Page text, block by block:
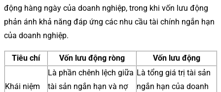
động hàng ngày của doanh nghiệp, trong khi vốn lưu động
phản ánh khả năng đáp ứng các nhu cầu tài chính ngắn hạn
của doanh nghiệp.
Tiêu chí Vốn lưu động ròng Vốn lưu động
Khái niệm
Là phần chênh lệch giữa
tài sản ngắn hạn và nợ
Là tổng giá trị tài sản
ngắn hạn của doanh